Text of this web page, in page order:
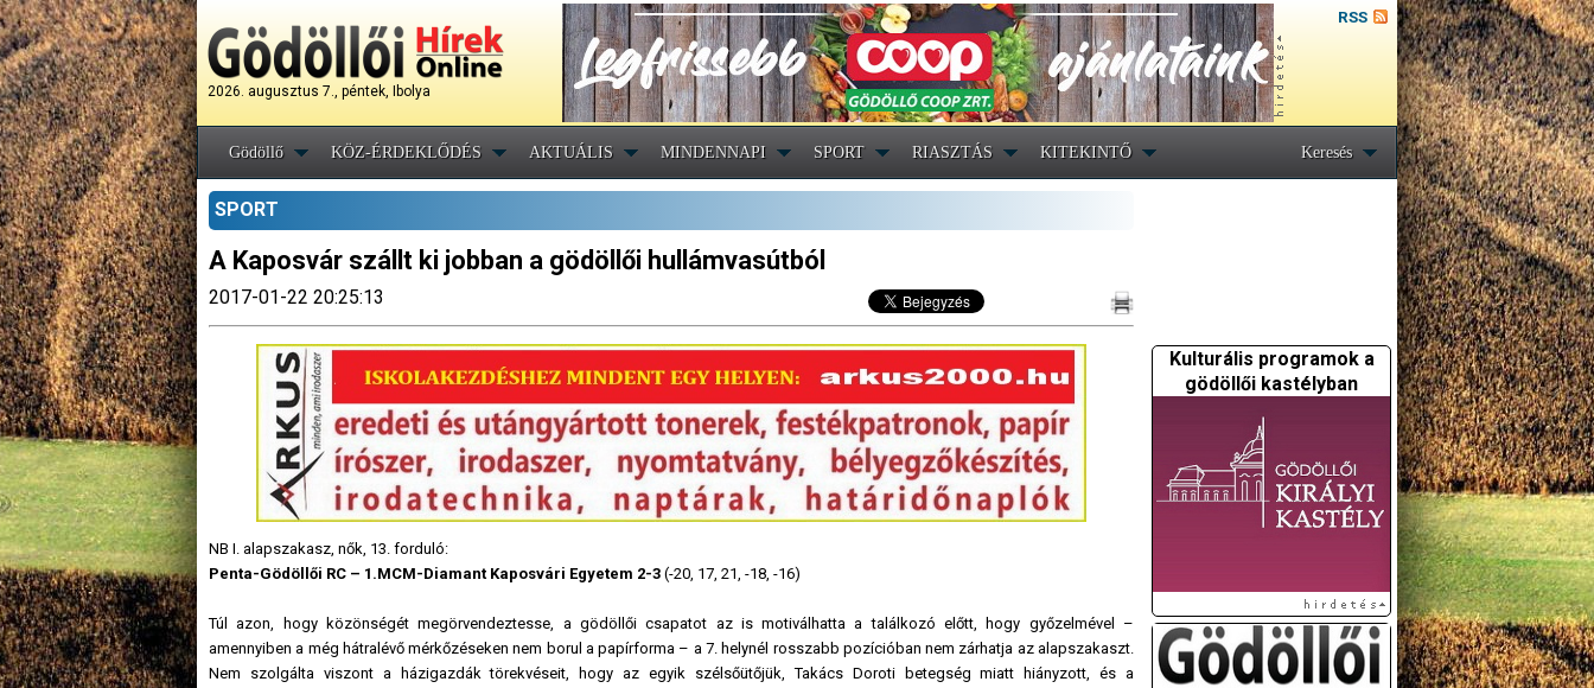
2026. augusztus 7., péntek, Ibolya
RSS
Gödöllő KÖZ-ÉRDEKLŐDÉS AKTUÁLIS MINDENNAPI SPORT RIASZTÁS KITEKINTŐ Keresés
SPORT
A Kaposvár szállt ki jobban a gödöllői hullámvasútból
2017-01-22 20:25:13
NB I. alapszakasz, nők, 13. forduló:
Penta-Gödöllői RC – 1.MCM-Diamant Kaposvári Egyetem 2-3 (-20, 17, 21, -18, -16)
Túl azon, hogy közönségét megörvendeztesse, a gödöllői csapatot az is motiválhatta a találkozó előtt, hogy győzelmével –
amennyiben a még hátralévő mérkőzéseken nem borul a papírforma – a 7. helynél rosszabb pozícióban nem zárhatja az alapszakaszt.
Nem szolgálta viszont a házigazdák törekvéseit, hogy az egyik szélsőütőjük, Takács Doroti betegség miatt hiányzott, és a
Kulturális programok a
gödöllői kastélyban